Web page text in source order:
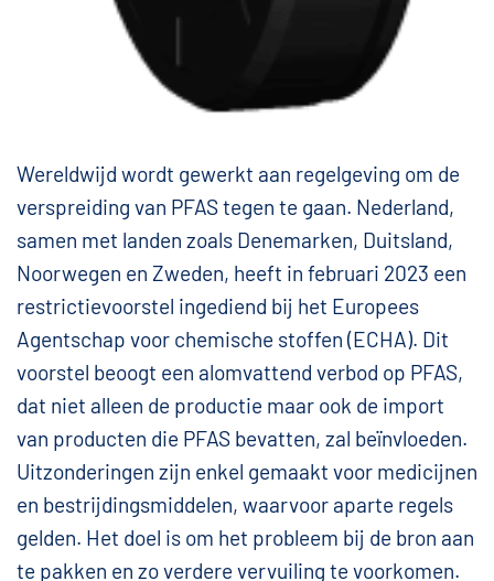
Wereldwijd wordt gewerkt aan regelgeving om de
verspreiding van PFAS tegen te gaan. Nederland,
samen met landen zoals Denemarken, Duitsland,
Noorwegen en Zweden, heeft in februari 2023 een
restrictievoorstel ingediend bij het Europees
Agentschap voor chemische stoffen (ECHA). Dit
voorstel beoogt een alomvattend verbod op PFAS,
dat niet alleen de productie maar ook de import
van producten die PFAS bevatten, zal beïnvloeden.
Uitzonderingen zijn enkel gemaakt voor medicijnen
en bestrijdingsmiddelen, waarvoor aparte regels
gelden. Het doel is om het probleem bij de bron aan
te pakken en zo verdere vervuiling te voorkomen.